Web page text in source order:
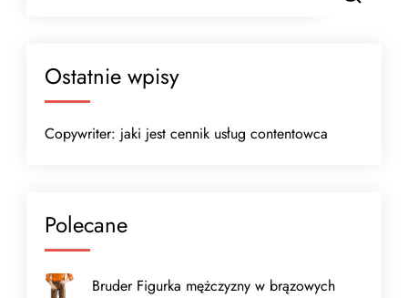
Ostatnie wpisy
Copywriter: jaki jest cennik usług contentowca
Polecane
Bruder Figurka mężczyzny w brązowych